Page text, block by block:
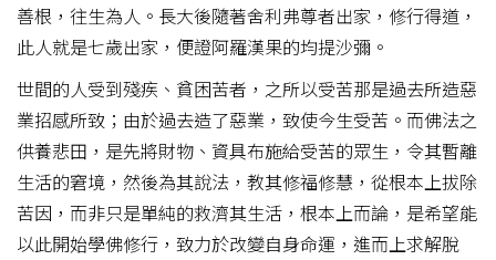
善根，往生為人。長大後隨著舍利弗尊者出家，修行得道，
此人就是七歲出家，便證阿羅漢果的均提沙彌。
世間的人受到殘疾、貧困苦者，之所以受苦那是過去所造惡
業招感所致；由於過去造了惡業，致使今生受苦。而佛法之
供養悲田，是先將財物、資具布施給受苦的眾生，令其暫離
生活的窘境，然後為其說法，教其修福修慧，從根本上拔除
苦因，而非只是單純的救濟其生活，根本上而論，是希望能
以此開始學佛修行，致力於改變自身命運，進而上求解脫